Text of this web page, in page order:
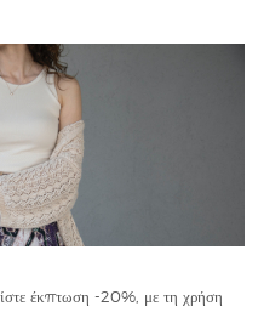
έκπτωση -20%, με τη χρήση